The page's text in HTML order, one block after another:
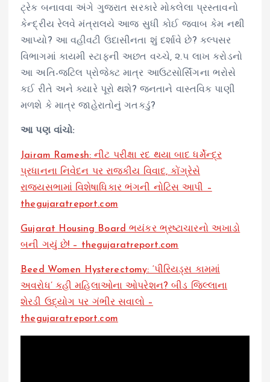
ટ્રેક બનાવવા અંગે ગુજરાત સરકારે મોકલેલા પ્રસ્તાવનો
કેન્દ્રીય રેલવે મંત્રાલયે આજ સુધી કોઈ જવાબ કેમ નથી
આપ્યો? આ વહીવટી ઉદાસીનતા શું દર્શાવે છે? કલ્પસર
વિભાગમાં કાયમી સ્ટાફની અછત વચ્ચે, ૨.૫ લાખ કરોડનો
આ અતિ-જટિલ પ્રોજેક્ટ માત્ર આઉટસોર્સિંગના ભરોસે
કઈ રીતે અને ક્યારે પૂરો થશે? જનતાને વાસ્તવિક પાણી
મળશે કે માત્ર જાહેરાતોનું ગતકડું?
આ પણ વાંચો:
Jairam Ramesh: નીટ પરીક્ષા રદ થયા બાદ ધર્મેન્દ્ર
પ્રધાનના નિવેદન પર રાજકીય વિવાદ, કોંગ્રેસે
રાજ્યસભામાં વિશેષાધિકાર ભંગની નોટિસ આપી –
thegujaratreport.com
Gujarat Housing Board ભયંકર ભ્રષ્ટાચારનો અખાડો
બની ગયું છે! – thegujaratreport.com
Beed Women Hysterectomy: ‘પીરિયડ્સ કામમાં
અવરોધ’ કહી મહિલાઓના ઓપરેશન? બીડ જિલ્લાના
શેરડી ઉદ્યોગ પર ગંભીર સવાલો –
thegujaratreport.com